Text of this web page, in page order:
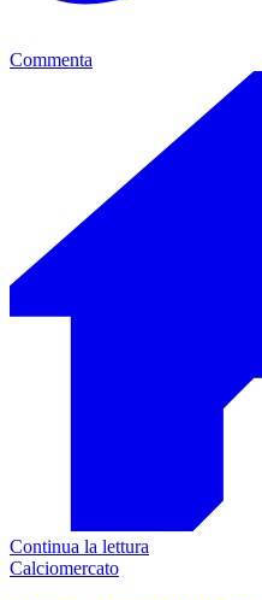
Commenta
Continua la lettura
Calciomercato